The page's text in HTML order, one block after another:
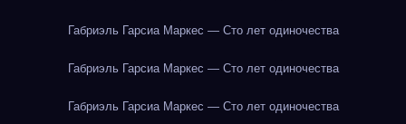
Габриэль Гарсиа Маркес — Сто лет одиночества
Габриэль Гарсиа Маркес — Сто лет одиночества
Габриэль Гарсиа Маркес — Сто лет одиночества